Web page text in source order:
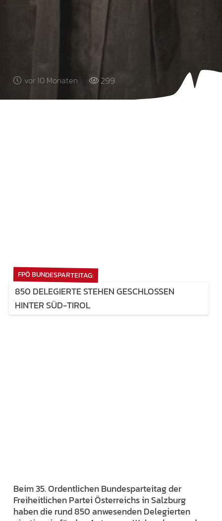
vor 10 Monaten 299
FPÖ BUNDESPARTEITAG:
850 DELEGIERTE STEHEN GESCHLOSSEN
HINTER SÜD-TIROL
Beim 35. Ordentlichen Bundesparteitag der
Freiheitlichen Partei Österreichs in Salzburg
haben die rund 850 anwesenden Delegierten